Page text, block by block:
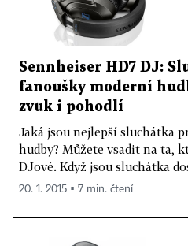
Sennheiser HD7 DJ:
fanoušky moderní
zvuk i pohodlí
Jaká jsou nejlepší sluchátka
hudby? Můžete vsadit na ta,
DJové. Když jsou sluchátka
20. 1. 2015 ▪ 7 min. čtení